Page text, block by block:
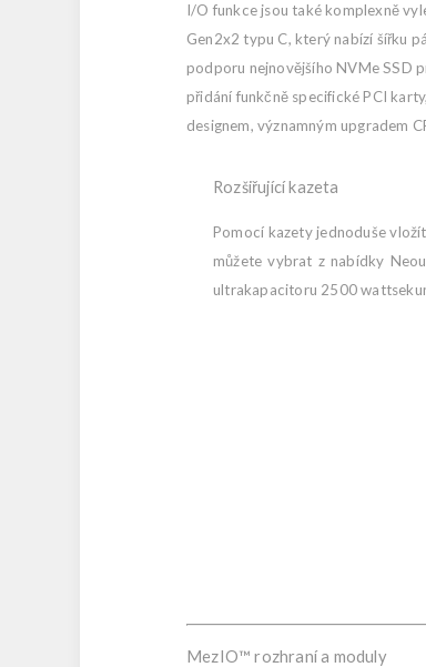
I/O funkce jsou také komplexně
Gen2x2 typu C, který nabízí šířku
podporu nejnovějšího NVMe SSD
přidání funkčně specifické PCI
designem, významným upgradem
Rozšiřující kazeta
Pomocí kazety jednoduše
můžete vybrat z nabídky
ultrakapacitoru 2500
MezIO™ rozhraní a moduly